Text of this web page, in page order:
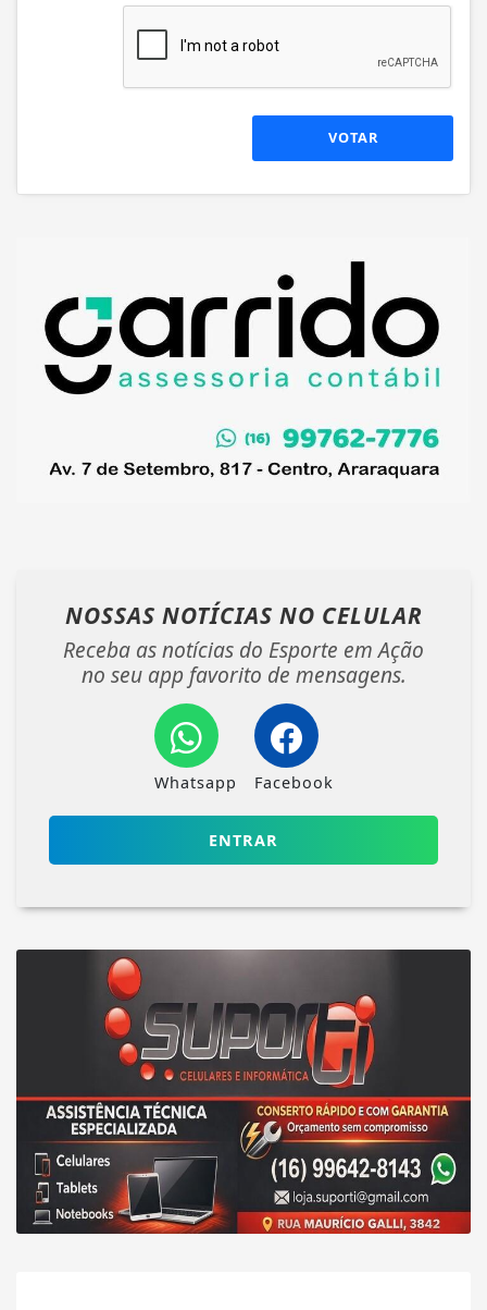
VOTAR
NOSSAS NOTÍCIAS NO CELULAR
Receba as notícias do Esporte em Ação
no seu app favorito de mensagens.
Whatsapp Facebook
ENTRAR